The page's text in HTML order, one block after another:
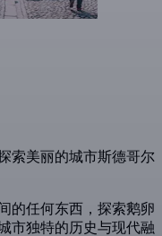
索美丽的城市斯德哥尔
的任何东西，探索鹅卵
市独特的历史与现代融